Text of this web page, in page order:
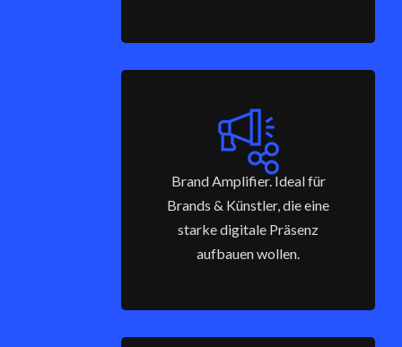
Brand Amplifier. Ideal für
Brands & Künstler, die eine
starke digitale Präsenz
aufbauen wollen.